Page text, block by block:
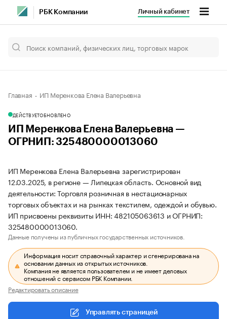
РБК Компании Личный кабинет
Главная ИП Меренкова Елена Валерьевна
ДЕЙСТВУЕТОБНОВЛЕНО
ИП Меренкова Елена Валерьевна —
ОГРНИП: 325480000013060
ИП Меренкова Елена Валерьевна зарегистрирован
12.03.2025, в регионе — Липецкая область. Основной вид
деятельности: Торговля розничная в нестационарных
торговых объектах и на рынках текстилем, одеждой и обувью.
ИП присвоены реквизиты ИНН: 482105063613 и ОГРНИП:
325480000013060.
Данные получены из публичных государственных источников.
Информация носит справочный характер и сгенерирована на
основании данных из открытых источников.
Компания не является пользователем и не имеет деловых
отношений с сервисом РБК Компании.
Редактировать описание
Управлять страницей